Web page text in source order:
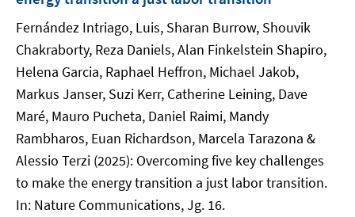
Fernández Intriago, Luis, Sharan Burrow, Shouvik
Chakraborty, Reza Daniels, Alan Finkelstein Shapiro,
Helena Garcia, Raphael Heffron, Michael Jakob,
Markus Janser, Suzi Kerr, Catherine Leining, Dave
Maré, Mauro Pucheta, Daniel Raimi, Mandy
Rambharos, Euan Richardson, Marcela Tarazona &
Alessio Terzi (2025): Overcoming five key challenges
to make the energy transition a just labor transition.
In: Nature Communications, Jg. 16.